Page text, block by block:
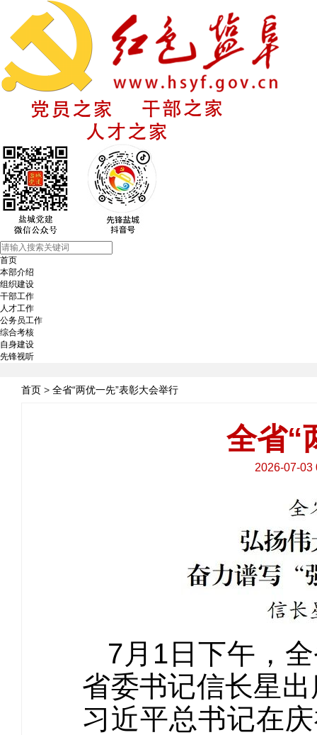
首页
本部介绍
组织建设
干部工作
人才工作
公务员工作
综合考核
自身建设
先锋视听
首页 > 全省“两优一先”表彰大会举行
全省“
2026-07-
7月1日下午，
省委书记信长星
习近平总书记在